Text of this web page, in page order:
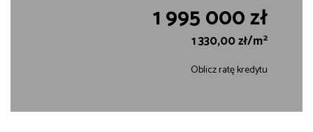
1 995 000 zł
1 330,00 zł/m2
Oblicz ratę kredytu